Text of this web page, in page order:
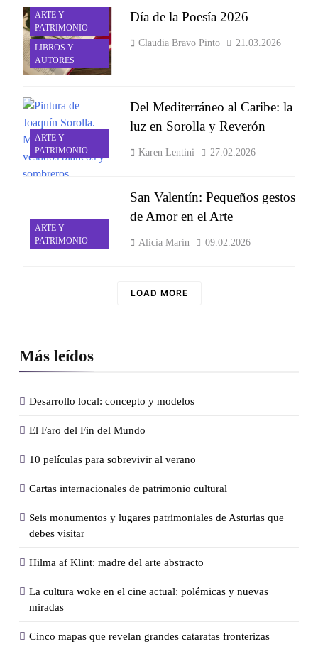
Más leídos
Desarrollo local: concepto y modelos
El Faro del Fin del Mundo
10 películas para sobrevivir al verano
Cartas internacionales de patrimonio cultural
Seis monumentos y lugares patrimoniales de Asturias que
debes visitar
Hilma af Klint: madre del arte abstracto
La cultura woke en el cine actual: polémicas y nuevas
miradas
Cinco mapas que revelan grandes cataratas fronterizas
ARTE Y
PATRIMONIO
LIBROS Y
AUTORES
Día de la Poesía 2026
Claudia Bravo Pinto 21.03.2026
ARTE Y
PATRIMONIO
Del Mediterráneo al Caribe: la
luz en Sorolla y Reverón
Karen Lentini 27.02.2026
ARTE Y
PATRIMONIO
San Valentín: Pequeños gestos
de Amor en el Arte
Alicia Marín 09.02.2026
LOAD MORE